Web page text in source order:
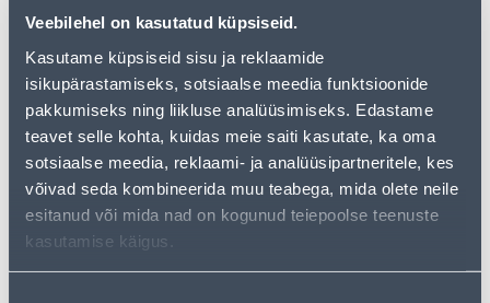
Veebilehel on kasutatud küpsiseid.
Kasutame küpsiseid sisu ja reklaamide
isikupärastamiseks, sotsiaalse meedia funktsioonide
pakkumiseks ning liikluse analüüsimiseks. Edastame
teavet selle kohta, kuidas meie saiti kasutate, ka oma
sotsiaalse meedia, reklaami- ja analüüsipartneritele, kes
võivad seda kombineerida muu teabega, mida olete neile
esitanud või mida nad on kogunud teiepoolse teenuste
kasutamise käigus.
puhastamiseks.
ja 2,2 m imivoolik.
• Masina ülaosal asuvat hoiustamisala saab kasutada
tööriistade ja väiksemate komponentide ohutuks
hoiustamiseks.
• 14-päevane tagastusõigus
Tarne pole võimalik